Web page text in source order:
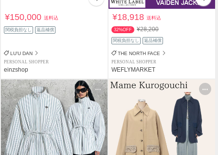
¥150,000送料込
関税負担なし 返品補償
LU'U DAN
PERSONAL SHOPPER
einzshop
¥18,918送料込
32%OFF ¥28,200
関税負担なし 返品補償
THE NORTH FACE
PERSONAL SHOPPER
WEFLYMARKET